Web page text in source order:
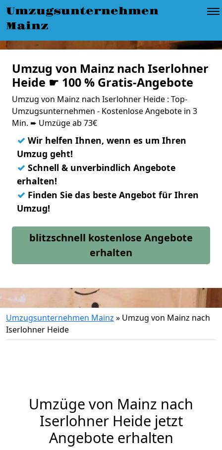
Umzugsunternehmen
Mainz
Umzug von Mainz nach Iserlohner
Heide ☛ 100 % Gratis-Angebote
Umzug von Mainz nach Iserlohner Heide : Top-
Umzugsunternehmen - Kostenlose Angebote in 3
Min. ➨ Umzüge ab 73€
✓ Wir helfen Ihnen, wenn es um Ihren
Umzug geht!
✓ Schnell & unverbindlich Angebote
erhalten!
✓ Finden Sie das beste Angebot für Ihren
Umzug!
blitzschnell kostenlose Angebote
erhalten
Umzugsunternehmen Mainz » Umzug von Mainz nach
Iserlohner Heide
Umzüge von Mainz nach
Iserlohner Heide jetzt
Angebote erhalten